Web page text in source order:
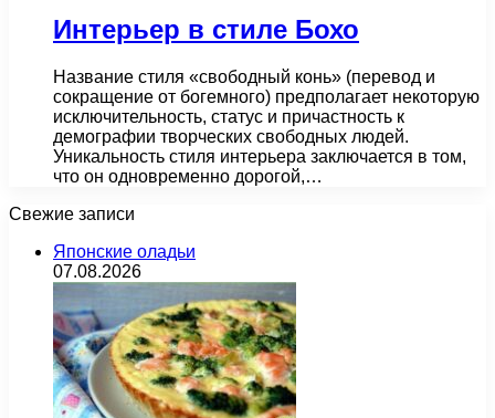
Интерьер в стиле Бохо
Название стиля «свободный конь» (перевод и
сокращение от богемного) предполагает некоторую
исключительность, статус и причастность к
демографии творческих свободных людей.
Уникальность стиля интерьера заключается в том,
что он одновременно дорогой,…
Свежие записи
Японские оладьи
07.08.2026